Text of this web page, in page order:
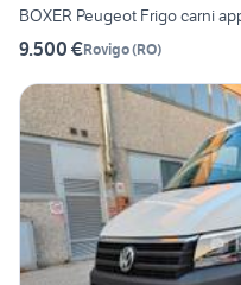
BOXER Peugeot Frigo carni
9.500 €Rovigo(RO)